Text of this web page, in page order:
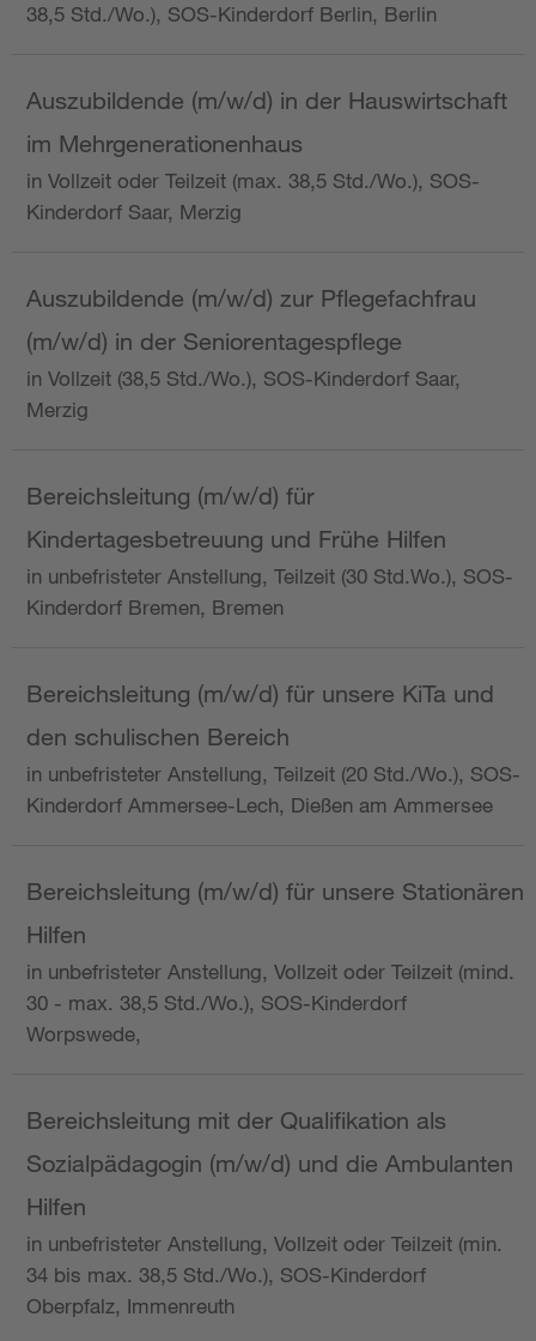
38,5 Std./Wo.), SOS-Kinderdorf Berlin, Berlin
Auszubildende (m/w/d) in der Hauswirtschaft
im Mehrgenerationenhaus
in Vollzeit oder Teilzeit (max. 38,5 Std./Wo.), SOS-
Kinderdorf Saar, Merzig
Auszubildende (m/w/d) zur Pflegefachfrau
(m/w/d) in der Seniorentagespflege
in Vollzeit (38,5 Std./Wo.), SOS-Kinderdorf Saar,
Merzig
Bereichsleitung (m/w/d) für
Kindertagesbetreuung und Frühe Hilfen
in unbefristeter Anstellung, Teilzeit (30 Std.Wo.), SOS-
Kinderdorf Bremen, Bremen
Bereichsleitung (m/w/d) für unsere KiTa und
den schulischen Bereich
in unbefristeter Anstellung, Teilzeit (20 Std./Wo.), SOS-
Kinderdorf Ammersee-Lech, Dießen am Ammersee
Bereichsleitung (m/w/d) für unsere Stationären
Hilfen
in unbefristeter Anstellung, Vollzeit oder Teilzeit (mind.
30 - max. 38,5 Std./Wo.), SOS-Kinderdorf
Worpswede,
Bereichsleitung mit der Qualifikation als
Sozialpädagogin (m/w/d) und die Ambulanten
Hilfen
in unbefristeter Anstellung, Vollzeit oder Teilzeit (min.
34 bis max. 38,5 Std./Wo.), SOS-Kinderdorf
Oberpfalz, Immenreuth